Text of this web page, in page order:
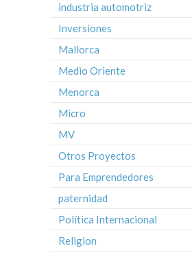
industria automotriz
Inversiones
Mallorca
Medio Oriente
Menorca
Micro
MV
Otros Proyectos
Para Emprendedores
paternidad
Política Internacional
Religion